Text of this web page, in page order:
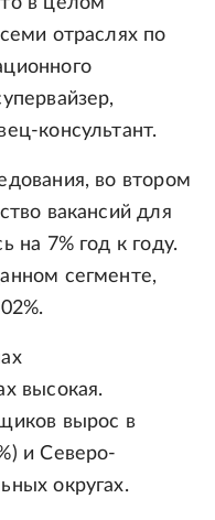
отраслях по
консультант.
во втором
вакансий для
на 7% год к году.
сегменте,
высокая.
вырос в
и Северо-
округах.